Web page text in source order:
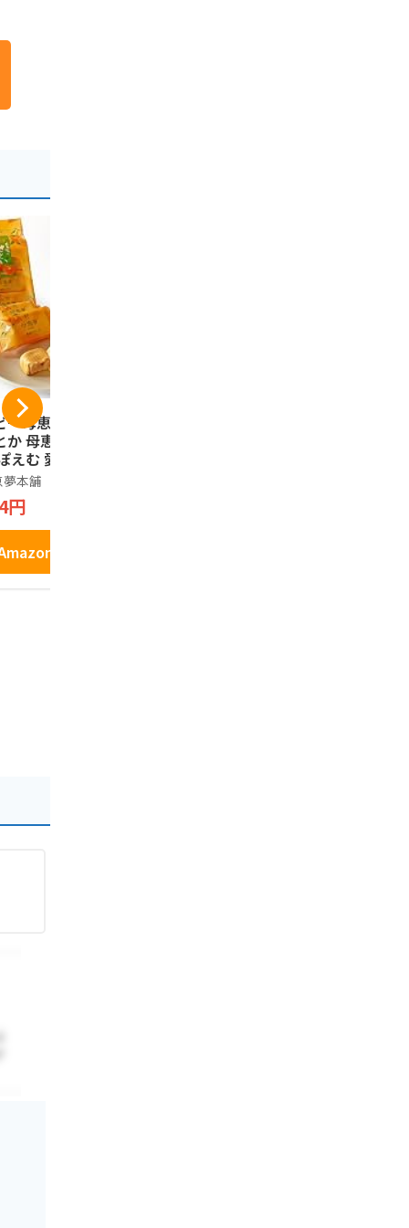
ー母恵夢 愛媛の
か 母恵夢 ポエ
えむ 愛媛 お歳
土産 せとか 瀬
銘菓 お菓子 焼
子 ギフト プレ
ト お取り寄せ
産 スイーツ 個
(6個入)
本舗
円
で見る